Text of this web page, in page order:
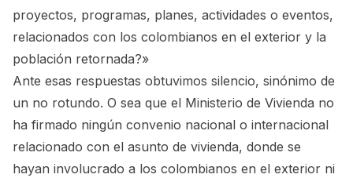
proyectos, programas, planes, actividades o eventos,
relacionados con los colombianos en el exterior y la
población retornada?»
Ante esas respuestas obtuvimos silencio, sinónimo de
un no rotundo. O sea que el Ministerio de Vivienda no
ha firmado ningún convenio nacional o internacional
relacionado con el asunto de vivienda, donde se
hayan involucrado a los colombianos en el exterior ni